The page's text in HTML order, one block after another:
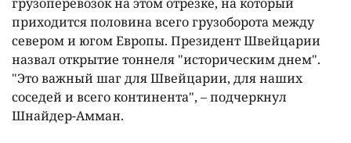
приходится половина всего грузоборота между
севером и югом Европы. Президент Швейцарии
назвал открытие тоннеля "историческим днем".
"Это важный шаг для Швейцарии, для наших
соседей и всего континента", – подчеркнул
Шнайдер-Амман.